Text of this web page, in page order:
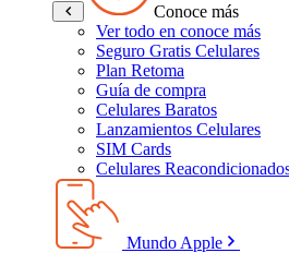
Conoce más
Ver todo en conoce más
Seguro Gratis Celulares
Plan Retoma
Guía de compra
Celulares Baratos
Lanzamientos Celulares
SIM Cards
Celulares
Mundo Apple